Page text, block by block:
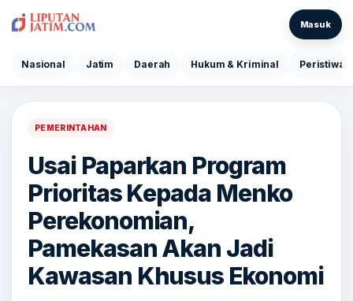
Nasional Jatim Daerah Hukum & Kriminal Peristiwa
Masuk
PEMERINTAHAN
Usai Paparkan Program
Prioritas Kepada Menko
Perekonomian,
Pamekasan Akan Jadi
Kawasan Khusus Ekonomi